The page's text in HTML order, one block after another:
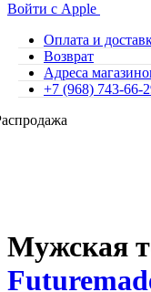
Войти с Apple
Оплата и
Возврат
Адреса
+7 (968) 743-66-
Мужская